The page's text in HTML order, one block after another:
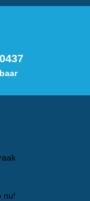
nu!